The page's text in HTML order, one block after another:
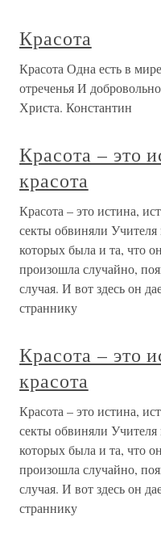
Красота
Красота Одна есть в
отреченья И
Христа. Константин
Красота – это
красота
Красота – это истина,
секты обвиняли Учителя
которых была и та, что
произошла случайно,
случая. И вот здесь он
страннику
Красота – это
красота
Красота – это истина,
секты обвиняли Учителя
которых была и та, что
произошла случайно,
случая. И вот здесь он
страннику